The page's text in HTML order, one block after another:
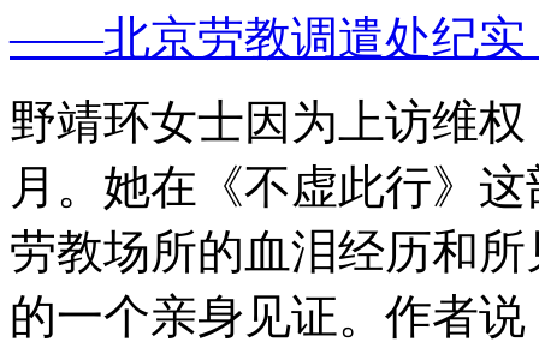
——北京劳教调遣处纪实
野靖环女士因为上访维
月。她在《不虚此行》
劳教场所的血泪经历和
的一个亲身见证。作者